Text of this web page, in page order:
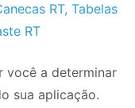
RT, Tabelas
RT
você a determinar
sua aplicação.